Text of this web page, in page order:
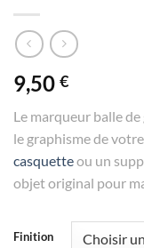
9,50 €
Le marqueur balle
le graphisme de
casquetteou un
objet original pour
Finition